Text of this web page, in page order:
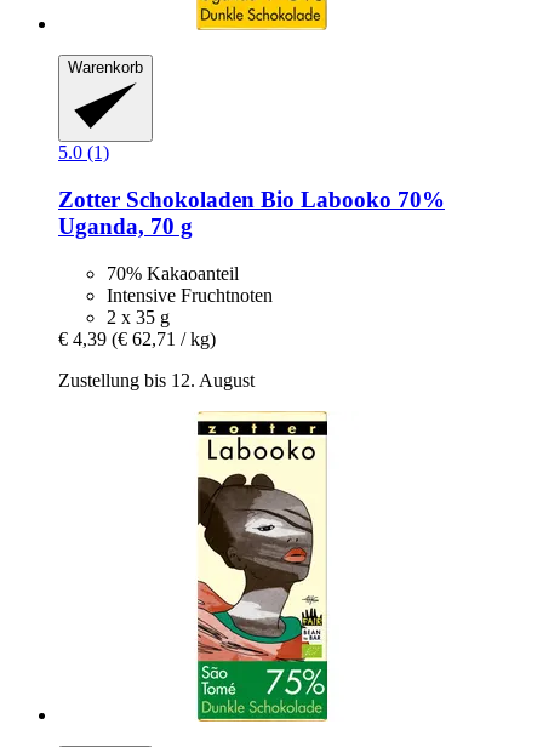
Warenkorb
5.0 (1)
Zotter Schokoladen Bio Labooko 70%
Uganda, 70 g
70% Kakaoanteil
Intensive Fruchtnoten
2 x 35 g
€ 4,39 (€ 62,71 / kg)
Zustellung bis 12. August